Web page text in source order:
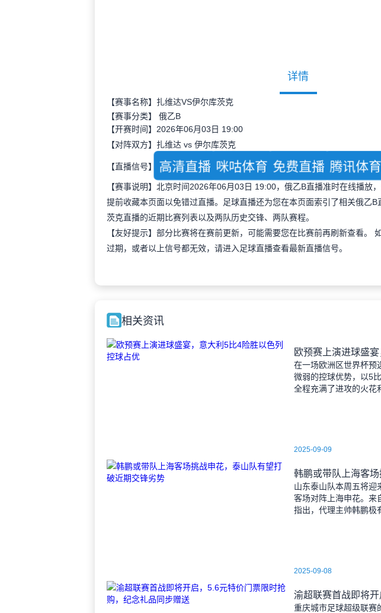
详情
【赛事名称】扎维达VS伊尔库茨克
【赛事分类】 俄乙B
【开赛时间】2026年06月03日 19:00
【对阵双方】扎维达 vs 伊尔库茨克
【直播信号】 高清直播 咪咕体育 免费直播 腾讯体育
【赛事说明】北京时间2026年06月03日 19:00，俄乙B直播准时在线播放
提前收藏本页面以免错过直播。足球直播还为您在本页面索引了相关俄乙
茨克直播的近期比赛列表以及两队历史交锋、两队赛程。
【友好提示】部分比赛将在赛前更新，可能需要您在比赛前再刷新查看。
过期，或者以上信号都无效，请进入足球直播查看最新直播信号。
相关资讯
在一场欧洲区世界杯预
微弱的控球优势，以5
全程充满了进攻的火花
2025-09-09
山东泰山队本周五将迎
客场对阵上海申花。来
指出，代理主帅韩鹏极
2025-09-08
重庆城市足球超级联赛